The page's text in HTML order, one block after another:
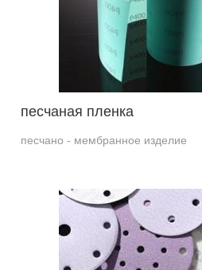
песчаная пленка
песчано - мембранное изделие